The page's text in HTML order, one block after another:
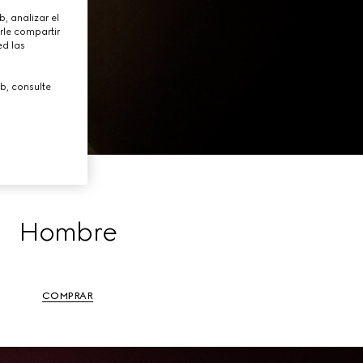
Hombre
COMPRAR
analizar el
compartir
las
consulte